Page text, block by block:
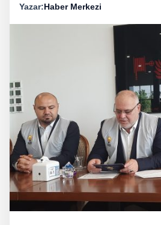
Yazar:Haber Merkezi